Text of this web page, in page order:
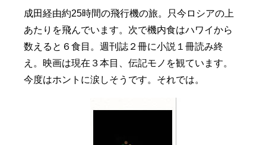
成田経由約25時間の飛行機の旅。只今ロシアの上
あたりを飛んでいます。次で機内食はハワイから
数えると６食目。週刊誌２冊に小説１冊読み終
え。映画は現在３本目、伝記モノを観ています。
今度はホントに涙しそうです。それでは。